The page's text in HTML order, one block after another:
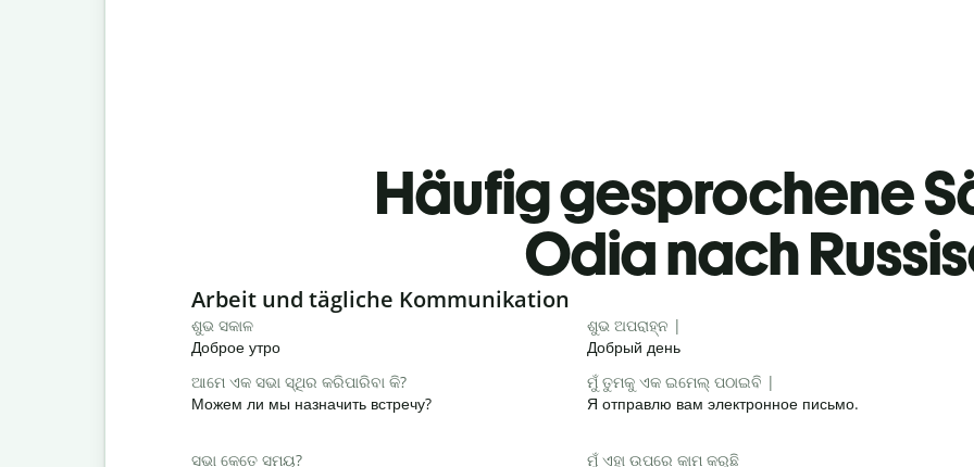
Häufig gesprochene
Odia nach
Slide 1 of 6
Arbeit und tägliche Kommunikation
ଶୁଭ ସକାଳ
Доброе утро
ଶୁଭ ଅପରାହ୍ନ |
Добрый день
ଆମେ ଏକ ସଭା ସ୍ଥିର କରିପାରିବା କି?
Можем ли мы назначить встречу?
ମୁଁ ତୁମକୁ ଏକ ଇମେଲ୍ ପଠାଇବି |
Я отправлю вам электронное письмо.
ସଭା କେତେ ସମୟ?
ମୁଁ ଏହା ଉପରେ କାମ କରୁଛି